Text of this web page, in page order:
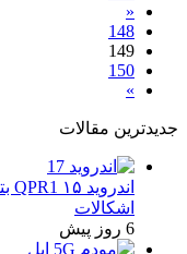
«
148
149
150
»
جدیدترین مقالات
اشکالات
6 روز پیش